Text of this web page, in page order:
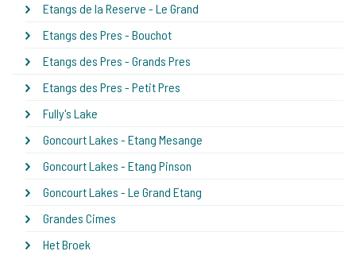
Etangs de la Reserve - Le Grand
Etangs des Pres - Bouchot
Etangs des Pres - Grands Pres
Etangs des Pres - Petit Pres
Fully's Lake
Goncourt Lakes - Etang Mesange
Goncourt Lakes - Etang Pinson
Goncourt Lakes - Le Grand Etang
Grandes Cimes
Het Broek